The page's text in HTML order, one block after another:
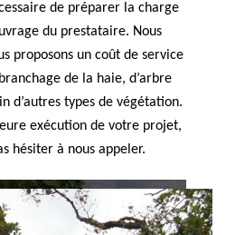
de préparer la charge
du prestataire. Nous
proposons un coût de service
de la haie, d’arbre
d’autres types de végétation.
exécution de votre projet,
hésiter à nous appeler.